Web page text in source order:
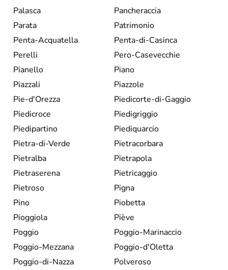
Palasca
Pancheraccia
Parata
Patrimonio
Penta-Acquatella
Penta-di-Casinca
Perelli
Pero-Casevecchie
Pianello
Piano
Piazzali
Piazzole
Pie-d'Orezza
Piedicorte-di-Gaggio
Piedicroce
Piedigriggio
Piedipartino
Piediquarcio
Pietra-di-Verde
Pietracorbara
Pietralba
Pietrapola
Pietraserena
Pietricaggio
Pietroso
Pigna
Pino
Piobetta
Pioggiola
Piève
Poggio
Poggio-Marinaccio
Poggio-Mezzana
Poggio-d'Oletta
Poggio-di-Nazza
Polveroso